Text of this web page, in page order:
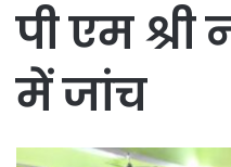
पी एम
में जांच